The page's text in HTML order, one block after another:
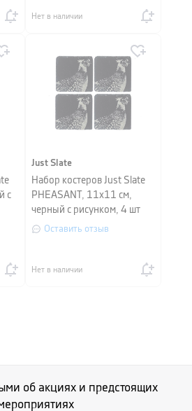
Нет в наличии
с
Just Slate
Набор костеров Just Slate
PHEASANT, 11х11 см,
черный с рисунком, 4 шт
Оставить отзыв
Нет в наличии
об акциях и предстоящих